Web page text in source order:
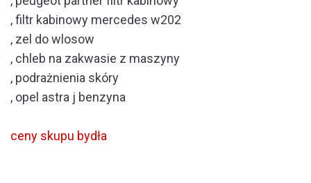
, filtr kabinowy mercedes w202
, zel do wlosow
, chleb na zakwasie z maszyny
, podrażnienia skóry
, opel astra j benzyna
ceny skupu bydła